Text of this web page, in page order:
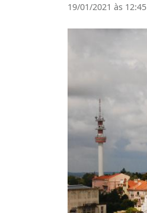
19/01/2021 às 12:45